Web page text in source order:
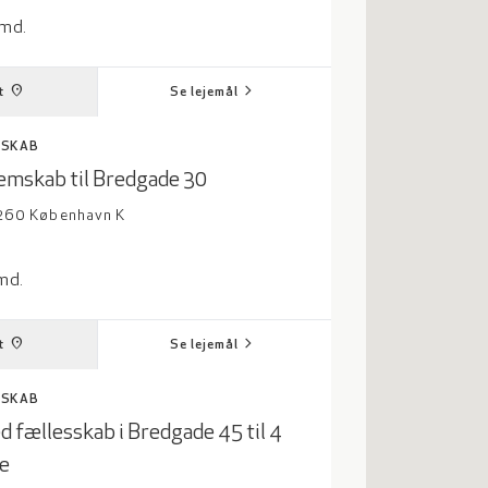
per måned
place Se lejemål chevron_right
til Bredgade 30
København K
per måned
place Se lejemål chevron_right
fællesskab i Bredgade 45 til 4